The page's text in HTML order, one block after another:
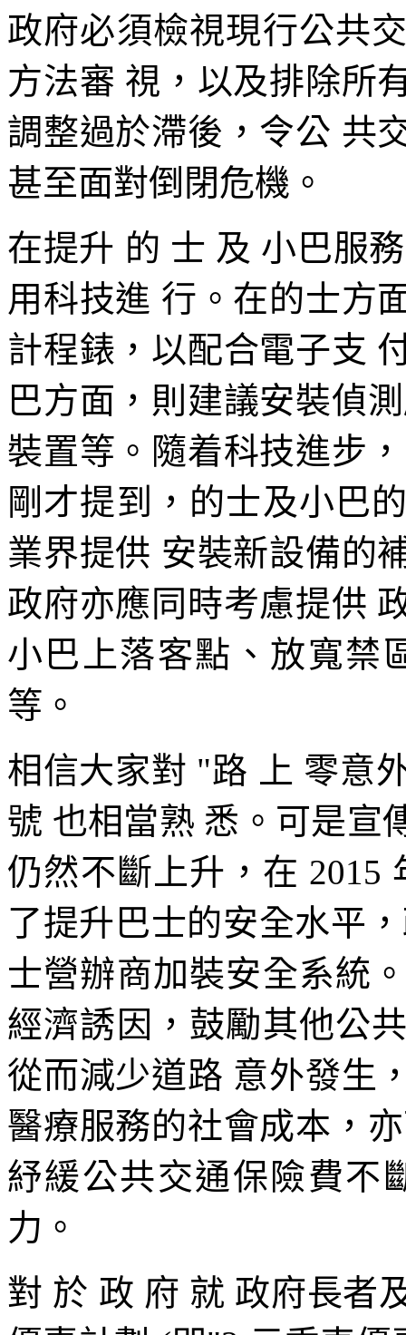
政府必須檢視現行公共
方法審 視，以及排除所
調整過於滯後，令公 共
甚至面對倒閉危機。
在提升 的 士 及 小巴服
用科技進 行。在的士方
計程錶，以配合電子支
巴方面，則建議安裝偵
裝置等。隨着科技進步
剛才提到，的士及小巴
業界提供 安裝新設備的
政府亦應同時考慮提供
小巴上落客點、放寬禁
等。
相信大家對 "路 上 零意
號 也相當熟 悉。可是宣
仍然不斷上升，在 2015
了提升巴士的安全水平
士營辦商加裝安全系統
經濟誘因，鼓勵其他公
從而減少道路 意外發生
醫療服務的社會成本，
紓緩公共交通保險費不
力。
對 於 政 府 就 政府長者